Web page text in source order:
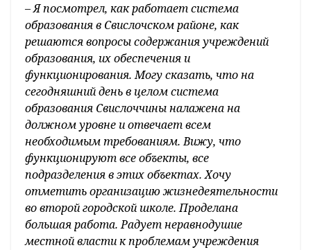
–Я посмотрел, как работает система
образования в Свислочском районе, как
решаются вопросы содержания учреждений
образования, их обеспечения и
функционирования. Могу сказать, что на
сегодняшний день в целом система
образования Свислоччины налажена на
должном уровне и отвечает всем
необходимым требованиям. Вижу, что
функционируют все объекты, все
подразделения в этих объектах. Хочу
отметить организацию жизнедеятельности
во второй городской школе. Проделана
большая работа. Радует неравнодушие
местной власти к проблемам учреждения